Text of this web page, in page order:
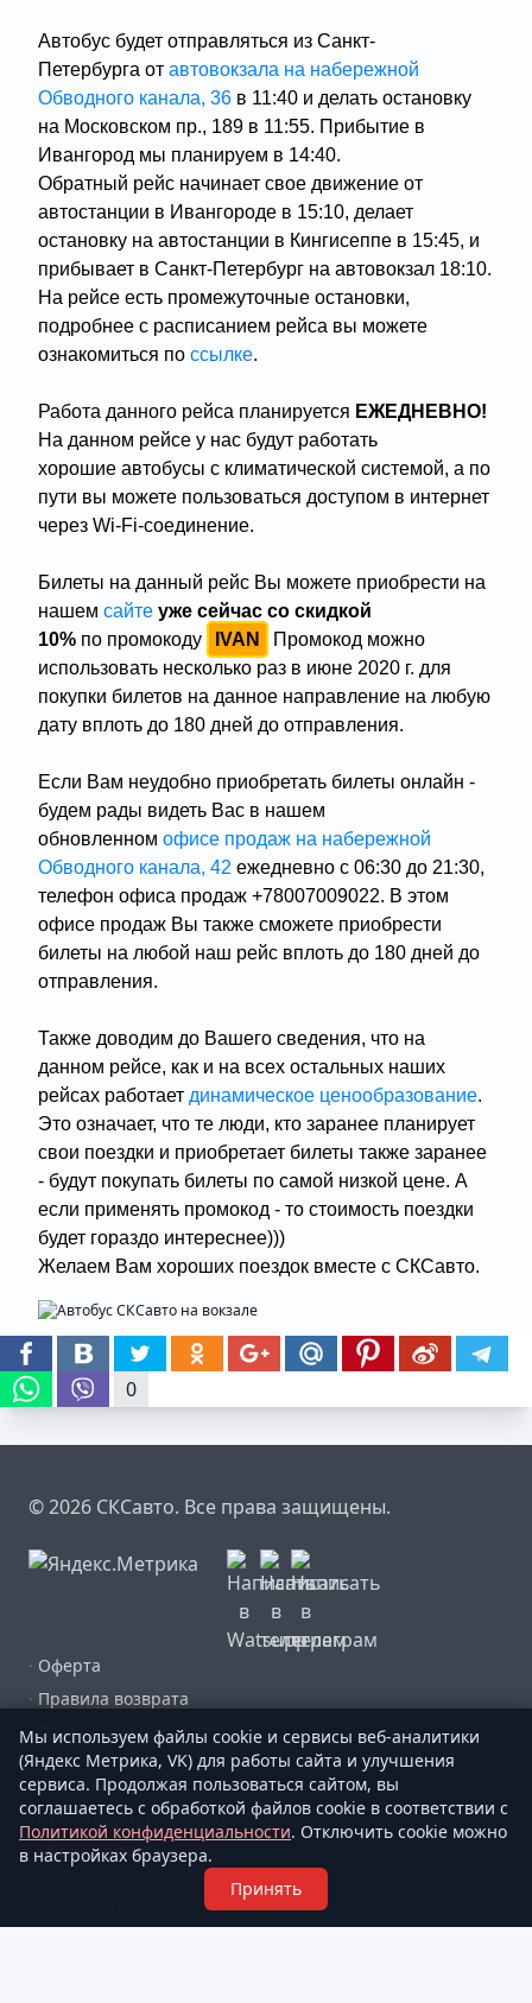
Автобус будет отправляться из Санкт-
Петербурга от автовокзала на набережной
Обводного канала, 36 в 11:40 и делать остановку
на Московском пр., 189 в 11:55. Прибытие в
Ивангород мы планируем в 14:40.
Обратный рейс начинает свое движение от
автостанции в Ивангороде в 15:10, делает
остановку на автостанции в Кингисеппе в 15:45, и
прибывает в Санкт-Петербург на автовокзал 18:10.
На рейсе есть промежуточные остановки,
подробнее с расписанием рейса вы можете
ознакомиться по ссылке.
Работа данного рейса планируется ЕЖЕДНЕВНО!
На данном рейсе у нас будут работать
хорошие автобусы с климатической системой, а по
пути вы можете пользоваться доступом в интернет
через Wi-Fi-соединение.
Билеты на данный рейс Вы можете приобрести на
нашем сайте уже сейчас со скидкой
10% по промокоду IVAN
Промокод можно
использовать несколько раз в июне 2020 г. для
покупки билетов на данное направление на любую
дату вплоть до 180 дней до отправления.
Если Вам неудобно приобретать билеты онлайн -
будем рады видеть Вас в нашем
обновленном офисе продаж на набережной
Обводного канала, 42 ежедневно с 06:30 до 21:30,
телефон офиса продаж +78007009022. В этом
офисе продаж Вы также сможете приобрести
билеты на любой наш рейс вплоть до 180 дней до
отправления.
Также доводим до Вашего сведения, что на
данном рейсе, как и на всех остальных наших
рейсах работает динамическое ценообразование.
Это означает, что те люди, кто заранее планирует
свои поездки и приобретает билеты также заранее
- будут покупать билеты по самой низкой цене. А
если применять промокод - то стоимость поездки
будет гораздо интереснее)))
Желаем Вам хороших поездок вместе с СКСавто.
0
© 2026 СКСавто. Все права защищены.
· Оферта
· Правила возврата
·Правила пользования
·Страхование
·Схемы расположения мест
Наши контакты
Пользовательское соглашение
Мы используем файлы cookie и сервисы веб-аналитики
(Яндекс Метрика, VK) для работы сайта и улучшения
сервиса. Продолжая пользоваться сайтом, вы
соглашаетесь с обработкой файлов cookie в соответствии с
Политикой конфиденциальности. Отключить cookie можно
в настройках браузера.
Принять